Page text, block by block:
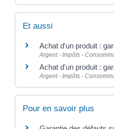
Et aussi
Achat d'un produit :
Argent - Impôts -
Achat d'un produit :
Argent - Impôts -
Pour en savoir plus